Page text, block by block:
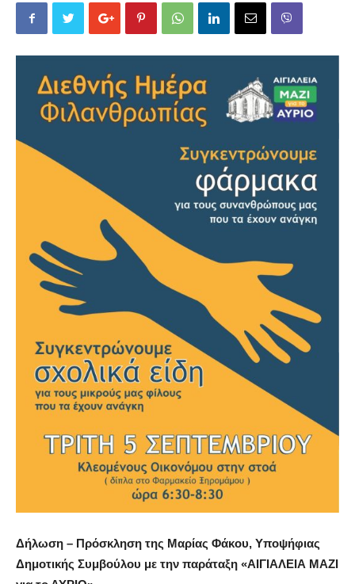
Δήλωση – Πρόσκληση της Μαρίας Φάκου, Υποψήφιας
Δημοτικής Συμβούλου με την παράταξη «ΑΙΓΙΑΛΕΙΑ ΜΑΖΙ